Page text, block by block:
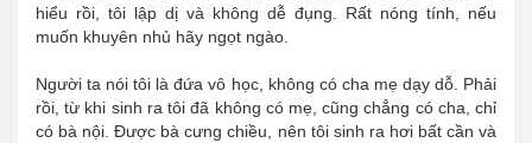
hiểu rồi, tôi lập dị và không dễ đụng. Rất nóng tính, nếu
muốn khuyên nhủ hãy ngọt ngào.
Người ta nói tôi là đứa vô học, không có cha mẹ dạy dỗ. Phải
rồi, từ khi sinh ra tôi đã không có mẹ, cũng chẳng có cha, chỉ
có bà nội. Được bà cưng chiều, nên tôi sinh ra hơi bất cần và